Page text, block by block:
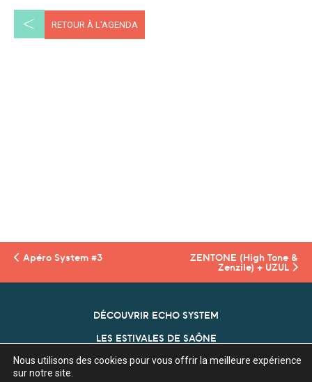
< RETOUR À L'AGENDA
Apéro System #3
ZENTONE (High Tone &
Zenzile) + UZUL
DÉCOUVRIR ECHO SYSTEM
LES ESTIVALES DE SAÔNE
NOS PARTENAIRES
Nous utilisons des cookies pour vous offrir la meilleure expérience
sur notre site.